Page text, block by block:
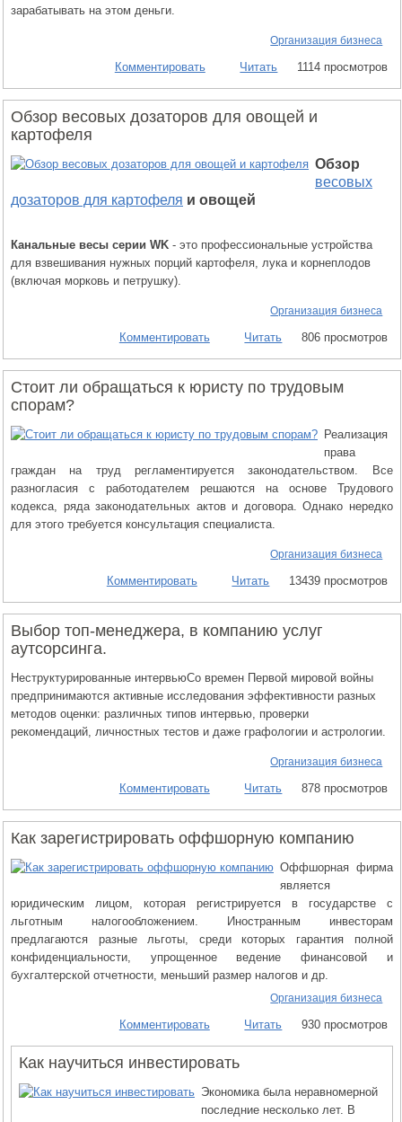
зарабатывать на этом деньги.
Организация бизнеса
Комментировать Читать 1114 просмотров
Обзор весовых дозаторов для овощей и
картофеля
Обзор
весовых
дозаторов для картофеля и овощей
Канальные весы серии WK - это профессиональные устройства
для взвешивания нужных порций картофеля, лука и корнеплодов
(включая морковь и петрушку).
Организация бизнеса
Комментировать Читать 806 просмотров
Стоит ли обращаться к юристу по трудовым
спорам?
Реализация
права
граждан на труд регламентируется законодательством. Все
разногласия с работодателем решаются на основе Трудового
кодекса, ряда законодательных актов и договора. Однако нередко
для этого требуется консультация специалиста.
Организация бизнеса
Комментировать Читать 13439 просмотров
Выбор топ-менеджера, в компанию услуг
аутсорсинга.
Неструктурированные интервьюСо времен Первой мировой войны
предпринимаются активные исследования эффективности разных
методов оценки: различных типов интервью, проверки
рекомендаций, личностных тестов и даже графологии и астрологии.
Организация бизнеса
Комментировать Читать 878 просмотров
Как зарегистрировать оффшорную компанию
Оффшорная фирма
является
юридическим лицом, которая регистрируется в государстве с
льготным налогообложением. Иностранным инвесторам
предлагаются разные льготы, среди которых гарантия полной
конфиденциальности, упрощенное ведение финансовой и
бухгалтерской отчетности, меньший размер налогов и др.
Организация бизнеса
Комментировать Читать 930 просмотров
Как научиться инвестировать
Экономика была неравномерной
последние несколько лет. В